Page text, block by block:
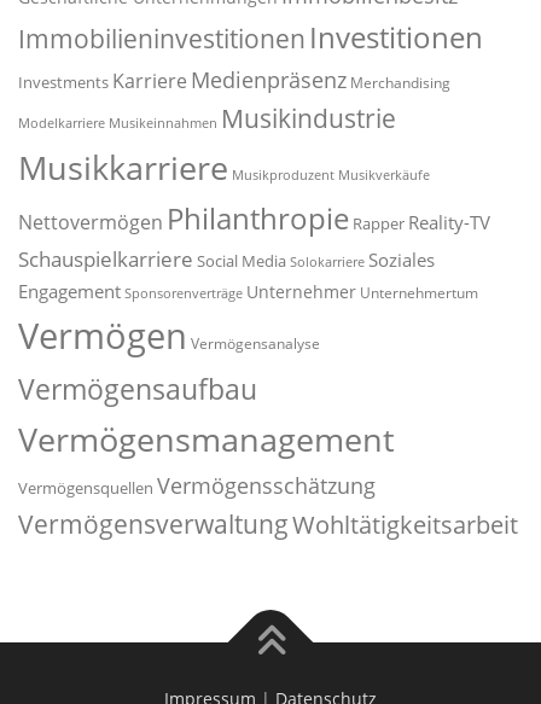
Immobilieninvestitionen Investitionen
Investments Karriere Medienpräsenz Merchandising
Modelkarriere Musikeinnahmen Musikindustrie
Musikkarriere Musikproduzent Musikverkäufe
Nettovermögen Philanthropie Rapper Reality-TV
Schauspielkarriere Social Media Solokarriere Soziales
Engagement Sponsorenverträge Unternehmer Unternehmertum
Vermögen Vermögensanalyse
Vermögensaufbau
Vermögensmanagement
Vermögensquellen Vermögensschätzung
VermögensverwaltungWohltätigkeitsarbeit
Impressum | Datenschutz